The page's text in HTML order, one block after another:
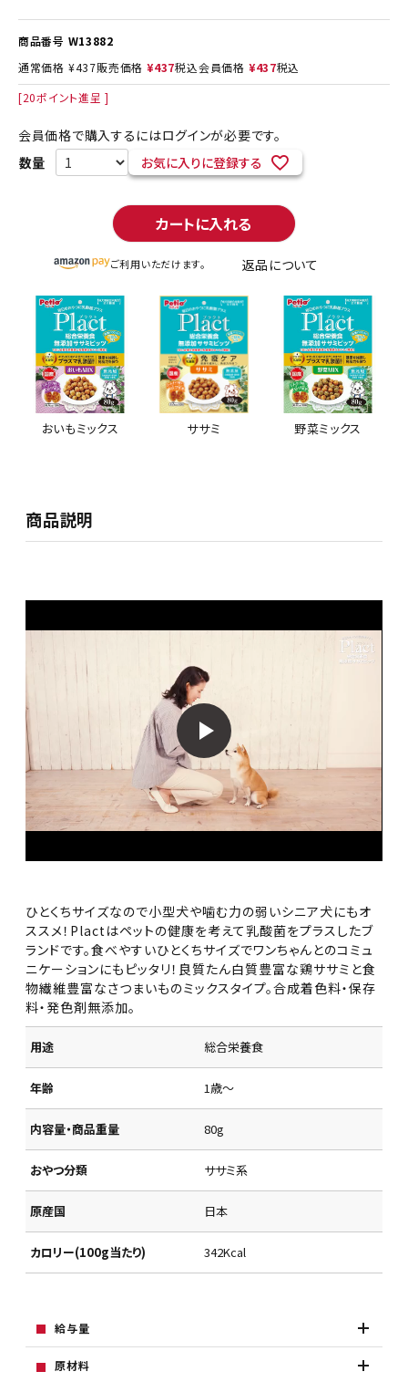
商品番号 W13882
通常価格 ¥437販売価格 ¥437税込会員価格 ¥437税込
[20ポイント進呈 ]
会員価格で購入するにはログインが必要です。
お気に入りに登録する
カートに入れる
ご利用いただけます。 返品について
おいもミックス ササミ 野菜ミックス
商品説明
ひとくちサイズなので小型犬や噛む力の弱いシニア犬にもオ
ススメ！Plactはペットの健康を考えて乳酸菌をプラスしたブ
ランドです。食べやすいひとくちサイズでワンちゃんとのコミュ
ニケーションにもピッタリ！良質たん白質豊富な鶏ササミと食
物繊維豊富なさつまいものミックスタイプ。合成着色料・保存
料・発色剤無添加。
用途 総合栄養食
年齢 1歳～
内容量・商品重量 80g
おやつ分類 ササミ系
原産国 日本
カロリー(100g当たり) 342Kcal
給与量
原材料